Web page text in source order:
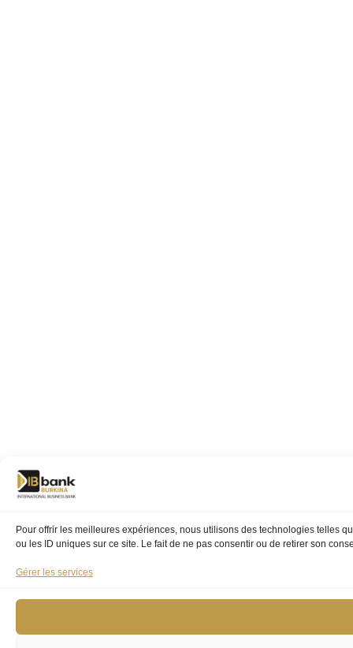
Pour offrir les meilleures expériences, nous utilisons des technologies telles
ou les ID uniques sur ce site. Le fait de ne pas consentir ou de retirer son
Gérer les services